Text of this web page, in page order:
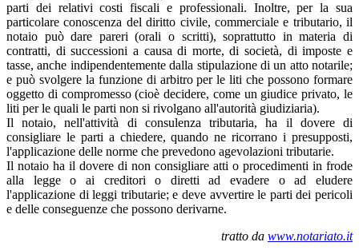
parti dei relativi costi fiscali e professionali. Inoltre, per la sua
particolare conoscenza del diritto civile, commerciale e tributario, il
notaio può dare pareri (orali o scritti), soprattutto in materia di
contratti, di successioni a causa di morte, di società, di imposte e
tasse, anche indipendentemente dalla stipulazione di un atto notarile;
e può svolgere la funzione di arbitro per le liti che possono formare
oggetto di compromesso (cioè decidere, come un giudice privato, le
liti per le quali le parti non si rivolgano all'autorità giudiziaria).
Il notaio, nell'attività di consulenza tributaria, ha il dovere di
consigliare le parti a chiedere, quando ne ricorrano i presupposti,
l'applicazione delle norme che prevedono agevolazioni tributarie.
Il notaio ha il dovere di non consigliare atti o procedimenti in frode
alla legge o ai creditori o diretti ad evadere o ad eludere
l'applicazione di leggi tributarie; e deve avvertire le parti dei pericoli
e delle conseguenze che possono derivarne.
tratto da www.notariato.it